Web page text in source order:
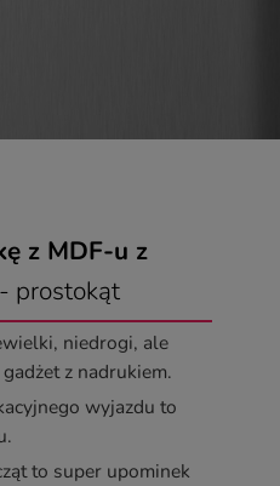
z MDF-u z
- prostokąt
niedrogi, ale
z nadrukiem.
wyjazdu to
to super upominek